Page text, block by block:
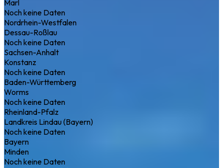
Marl
Noch keine Daten
Nordrhein-Westfalen
Dessau-Roßlau
Noch keine Daten
Sachsen-Anhalt
Konstanz
Noch keine Daten
Baden-Württemberg
Worms
Noch keine Daten
Rheinland-Pfalz
Landkreis Lindau (Bayern)
Noch keine Daten
Bayern
Minden
Noch keine Daten